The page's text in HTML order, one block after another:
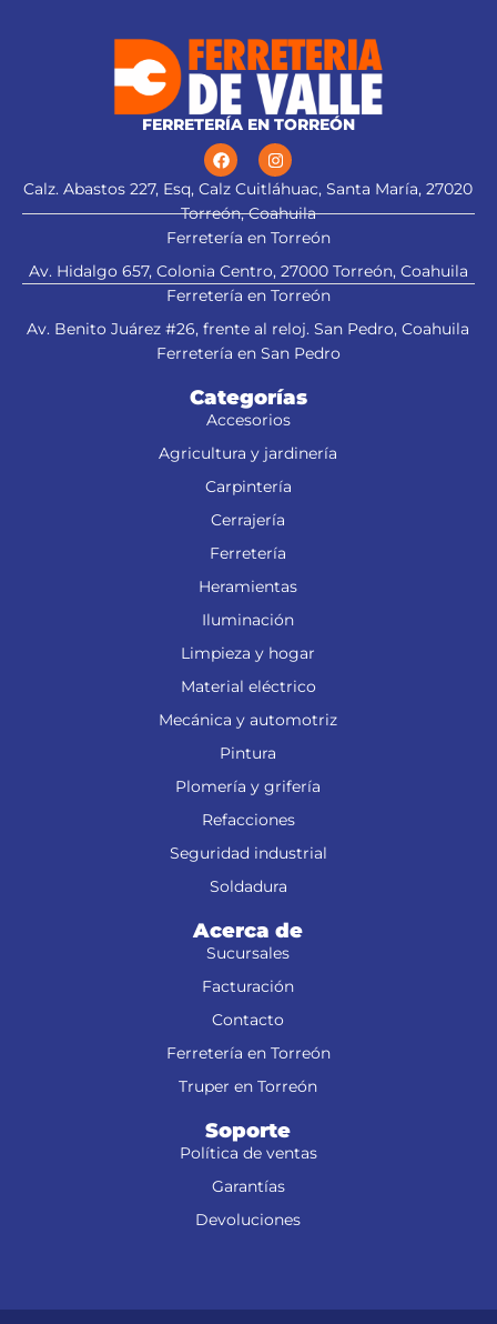
FERRETERÍA EN TORREÓN
Calz. Abastos 227, Esq, Calz Cuitláhuac, Santa María, 27020
Torreón, Coahuila
Ferretería en Torreón
Av. Hidalgo 657, Colonia Centro, 27000 Torreón, Coahuila
Ferretería en Torreón
Av. Benito Juárez #26, frente al reloj. San Pedro, Coahuila
Ferretería en San Pedro
Categorías
Accesorios
Agricultura y jardinería
Carpintería
Cerrajería
Ferretería
Heramientas
Iluminación
Limpieza y hogar
Material eléctrico
Mecánica y automotriz
Pintura
Plomería y grifería
Refacciones
Seguridad industrial
Soldadura
Acerca de
Sucursales
Facturación
Contacto
Ferretería en Torreón
Truper en Torreón
Soporte
Política de ventas
Garantías
Devoluciones